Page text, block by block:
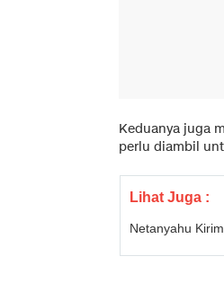
Keduanya juga
perlu diambil
Lihat Juga :
Netanyahu